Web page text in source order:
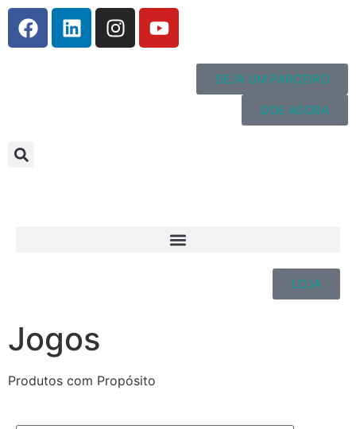
SEJA UM PARCEIRO
DOE AGORA
LOJA
Jogos
Produtos com Propósito